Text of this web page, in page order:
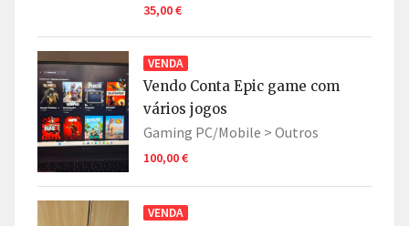
35,00 €
VENDA
Vendo Conta Epic game com
vários jogos
Gaming PC/Mobile > Outros
100,00 €
VENDA